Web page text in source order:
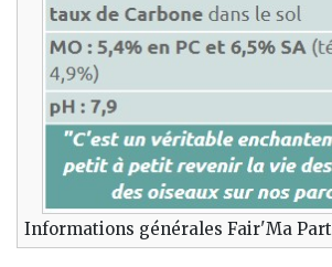
Informations générales Fair'Ma Part